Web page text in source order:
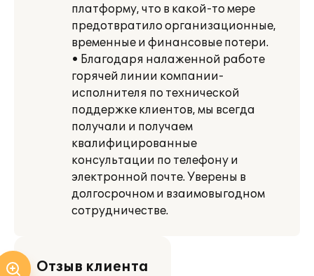
платформу, что в какой-то мере
предотвратило организационные,
временные и финансовые потери.
• Благодаря налаженной работе
горячей линии компании-
исполнителя по технической
поддержке клиентов, мы всегда
получали и получаем
квалифицированные
консультации по телефону и
электронной почте. Уверены в
долгосрочном и взаимовыгодном
сотрудничестве.
Отзыв клиента